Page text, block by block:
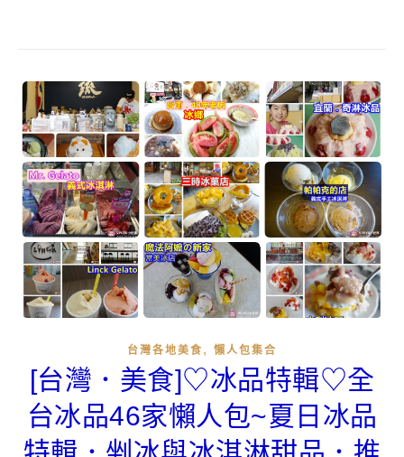
台灣各地美食 , 懶人包集合
[台灣．美食]♡冰品特輯♡全
台冰品46家懶人包~夏日冰品